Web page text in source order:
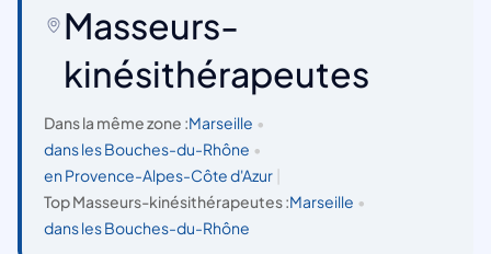
Masseurs-
kinésithérapeutes
Dans la même zone :Marseille •
dans les Bouches-du-Rhône •
en Provence-Alpes-Côte d'Azur
Top Masseurs-kinésithérapeutes :Marseille •
dans les Bouches-du-Rhône